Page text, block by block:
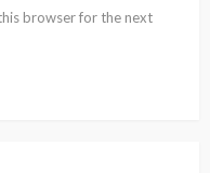
browser for the next